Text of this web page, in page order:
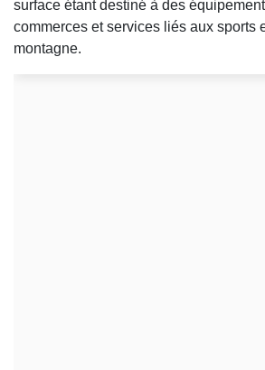
surface étant destiné à des
commerces et services liés aux sports
montagne.